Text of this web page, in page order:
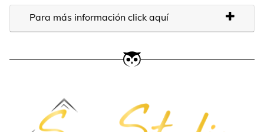
Para más información click aquí